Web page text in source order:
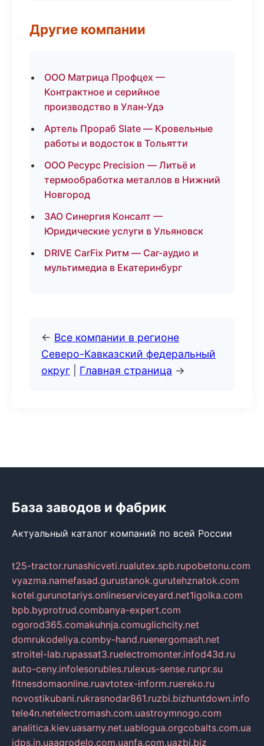
Другие компании
ООО Матрица Профцех —
Контрактное и серийное
производство в Улан-Удэ
Артель Прораб Slate — Кровельные
работы и водосток в Тольятти
ООО Ресурс Precision — Литьё и
термообработка металлов в Нижний
Новгород
ЗАО Синергия Консалт —
Юридические услуги в Ульяновск
DRIVE CarFix Ритм — Car-аудио и
мультимедиа в Екатеринбург
← Все компании в регионе
Северо-Кавказский федеральный
округ
Главная страница →
База заводов и фабрик
Актуальный каталог компаний по всей России
t25-tractor.runashicveti.rualutex.spb.rupobetonu.com
vyazma.namefasad.gurustanok.gurutehznatok.com
kotel.gurunotariys.onlineserviceyard.net1igolka.com
bpb.byprotrud.combanya-expert.com
ogorod365.comakuhnja.comuglichcity.net
domrukodeliya.comby-hand.ruenergomash.net
stroitel-lab.rupassat3.ruelectromonter.infod43d.ru
auto-ceny.infolesorubles.rulexus-sense.runpr.su
fitnesdomaonline.ruavtotex-inform.ruereko.ru
novostikubani.rukrasnodar861.ruzbi.bizhuntdown.info
tele4n.netelectromash.com.uastroymnogo.com
analitica.kiev.uasarny.net.uablogua.orgcobalts.com.ua
idps.in.uaagrodelo.com.uanfa.com.uazbi.biz